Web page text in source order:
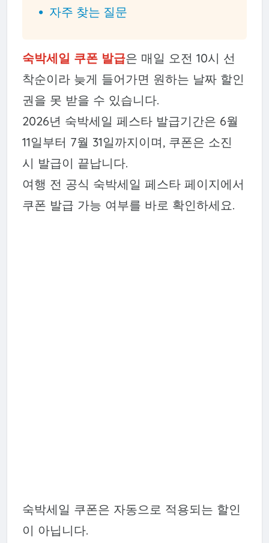
자주 찾는 질문
숙박세일 쿠폰 발급은 매일 오전 10시 선
착순이라 늦게 들어가면 원하는 날짜 할인
권을 못 받을 수 있습니다.
2026년 숙박세일 페스타 발급기간은 6월
11일부터 7월 31일까지이며, 쿠폰은 소진
시 발급이 끝납니다.
여행 전 공식 숙박세일 페스타 페이지에서
쿠폰 발급 가능 여부를 바로 확인하세요.
숙박세일 쿠폰은 자동으로 적용되는 할인
이 아닙니다.